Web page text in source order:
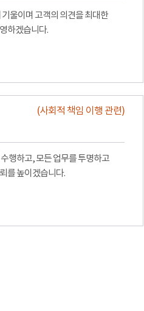
울이며 고객의 의견을 최대한
하겠습니다.
(사회적 책임 이행 관련)
행하고, 모든 업무를 투명하고
를 높이겠습니다.